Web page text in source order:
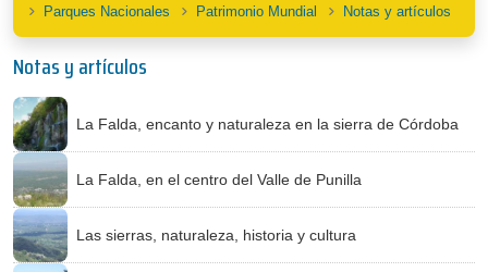
Parques Nacionales
Patrimonio Mundial Notas y artículos
Notas y artículos
La Falda, encanto y naturaleza en la sierra de Córdoba
La Falda, en el centro del Valle de Punilla
Las sierras, naturaleza, historia y cultura